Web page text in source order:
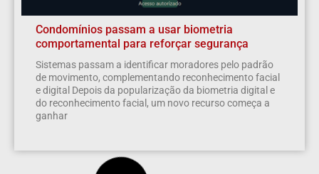
Condomínios passam a usar biometria
comportamental para reforçar segurança
Sistemas passam a identificar moradores pelo padrão
de movimento, complementando reconhecimento facial
e digital Depois da popularização da biometria digital e
do reconhecimento facial, um novo recurso começa a
ganhar